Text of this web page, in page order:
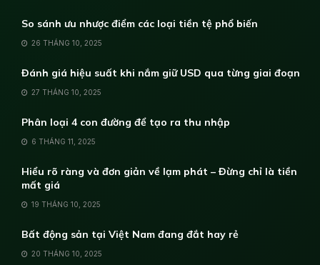
So sánh ưu nhược điểm các loại tiền tệ phổ biến
26 THÁNG 10, 2025
Đánh giá hiệu suất khi nắm giữ USD qua từng giai đoạn
27 THÁNG 10, 2025
Phân loại 4 con đường để tạo ra thu nhập
6 THÁNG 11, 2025
Hiểu rõ ràng và đơn giản về lạm phát – Đừng chỉ là tiền
mất giá
19 THÁNG 10, 2025
Bất động sản tại Việt Nam đang đắt hay rẻ
20 THÁNG 10, 2025